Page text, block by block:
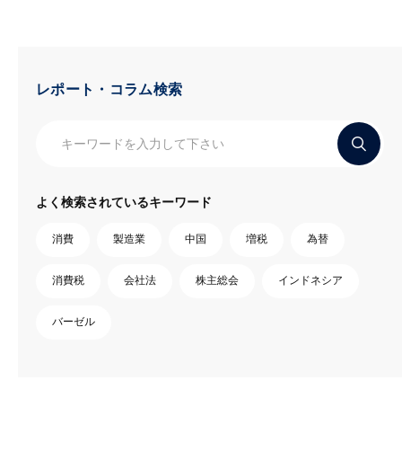
レポート・コラム検索
よく検索されているキーワード
消費 製造業 中国 増税 為替
消費税 会社法 株主総会 インドネシア
バーゼル